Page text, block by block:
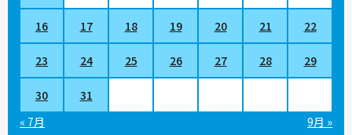
16 17 18 19 20 21 22
23 24 25 26 27 28 29
30
31
« 7月
9月 »